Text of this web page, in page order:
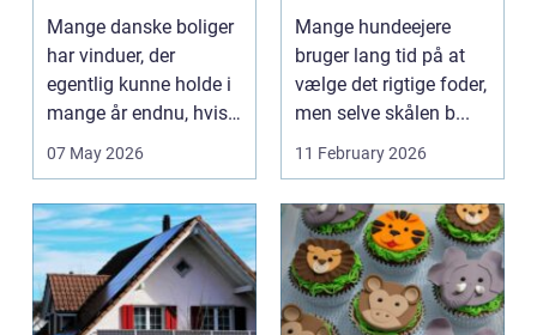
af dine gamle
rammer
Mange danske boliger
har vinduer, der
egentlig kunne holde i
mange år endnu, hvis
de fik den r...
07 May 2026
hund
Mange hundeejere
bruger lang tid på at
vælge det rigtige foder,
men selve skålen b...
11 February 2026